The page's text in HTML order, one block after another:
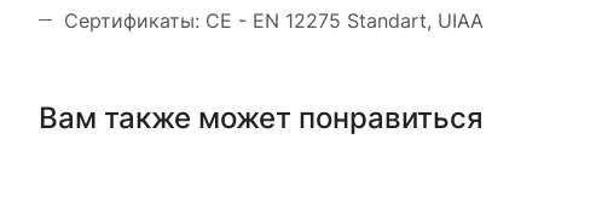
Сертификаты: CE - EN 12275 Standart, UIAA
Вам также может понравиться